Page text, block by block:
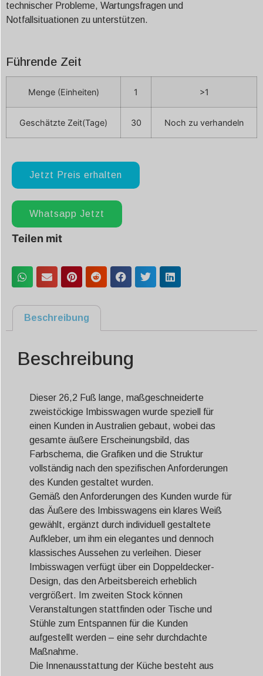
technischer Probleme, Wartungsfragen und
Notfallsituationen zu unterstützen.
Führende Zeit
Menge (Einheiten) 1 >1
Geschätzte Zeit(Tage) 30 Noch zu verhandeln
Jetzt Preis erhalten
Whatsapp Jetzt
Teilen mit
Beschreibung
Beschreibung
Dieser 26,2 Fuß lange, maßgeschneiderte
zweistöckige Imbisswagen wurde speziell für
einen Kunden in Australien gebaut, wobei das
gesamte äußere Erscheinungsbild, das
Farbschema, die Grafiken und die Struktur
vollständig nach den spezifischen Anforderungen
des Kunden gestaltet wurden.
Gemäß den Anforderungen des Kunden wurde für
das Äußere des Imbisswagens ein klares Weiß
gewählt, ergänzt durch individuell gestaltete
Aufkleber, um ihm ein elegantes und dennoch
klassisches Aussehen zu verleihen. Dieser
Imbisswagen verfügt über ein Doppeldecker-
Design, das den Arbeitsbereich erheblich
vergrößert. Im zweiten Stock können
Veranstaltungen stattfinden oder Tische und
Stühle zum Entspannen für die Kunden
aufgestellt werden – eine sehr durchdachte
Maßnahme.
Die Innenausstattung der Küche besteht aus